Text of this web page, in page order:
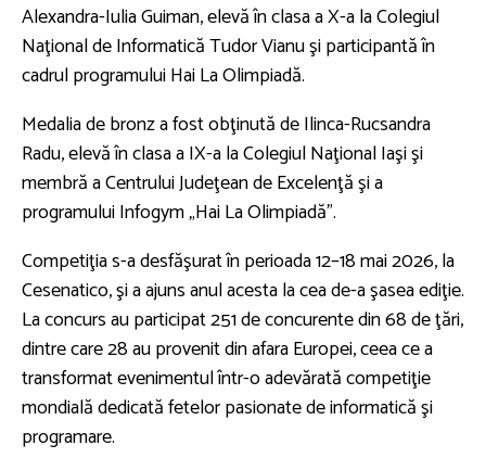
Alexandra-Iulia Guiman, elevă în clasa a X-a la Colegiul
Naţional de Informatică Tudor Vianu şi participantă în
cadrul programului Hai La Olimpiadă.
Medalia de bronz a fost obţinută de Ilinca-Rucsandra
Radu, elevă în clasa a IX-a la Colegiul Naţional Iaşi şi
membră a Centrului Judeţean de Excelenţă şi a
programului Infogym „Hai La Olimpiadă”.
Competiţia s-a desfăşurat în perioada 12–18 mai 2026, la
Cesenatico, şi a ajuns anul acesta la cea de-a şasea ediţie.
La concurs au participat 251 de concurente din 68 de ţări,
dintre care 28 au provenit din afara Europei, ceea ce a
transformat evenimentul într-o adevărată competiţie
mondială dedicată fetelor pasionate de informatică şi
programare.